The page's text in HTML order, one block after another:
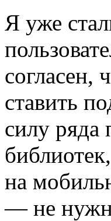
Я уже
согласен,
ставить
силу ряда
на
— не